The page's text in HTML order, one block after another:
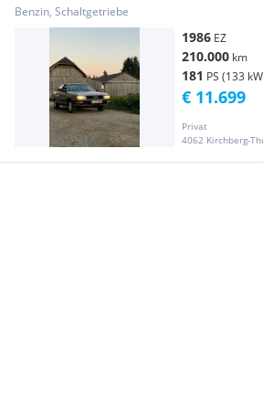
Benzin, Schaltgetriebe
1986 EZ
210.000 km
181 PS (133
Privat
4062 Kirchberg-
€ 11.699